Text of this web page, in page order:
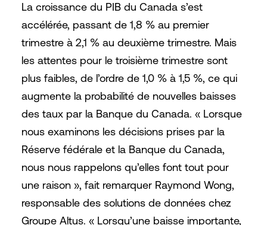
La croissance du PIB du Canada s’est
accélérée, passant de 1,8 % au premier
trimestre à 2,1 % au deuxième trimestre. Mais
les attentes pour le troisième trimestre sont
plus faibles, de l’ordre de 1,0 % à 1,5 %, ce qui
augmente la probabilité de nouvelles baisses
des taux par la Banque du Canada. « Lorsque
nous examinons les décisions prises par la
Réserve fédérale et la Banque du Canada,
nous nous rappelons qu’elles font tout pour
une raison », fait remarquer Raymond Wong,
responsable des solutions de données chez
Groupe Altus. « Lorsqu’une baisse importante,